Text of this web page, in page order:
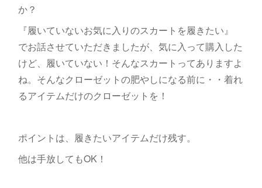
か？
『履いていないお気に入りのスカートを履きたい』
でお話させていただきましたが、気に入って購入した
けど、履いていない！そんなスカートってありますよ
ね。そんなクローゼットの肥やしになる前に・・着れ
るアイテムだけのクローゼットを！
ポイントは、履きたいアイテムだけ残す。
他は手放してもOK！